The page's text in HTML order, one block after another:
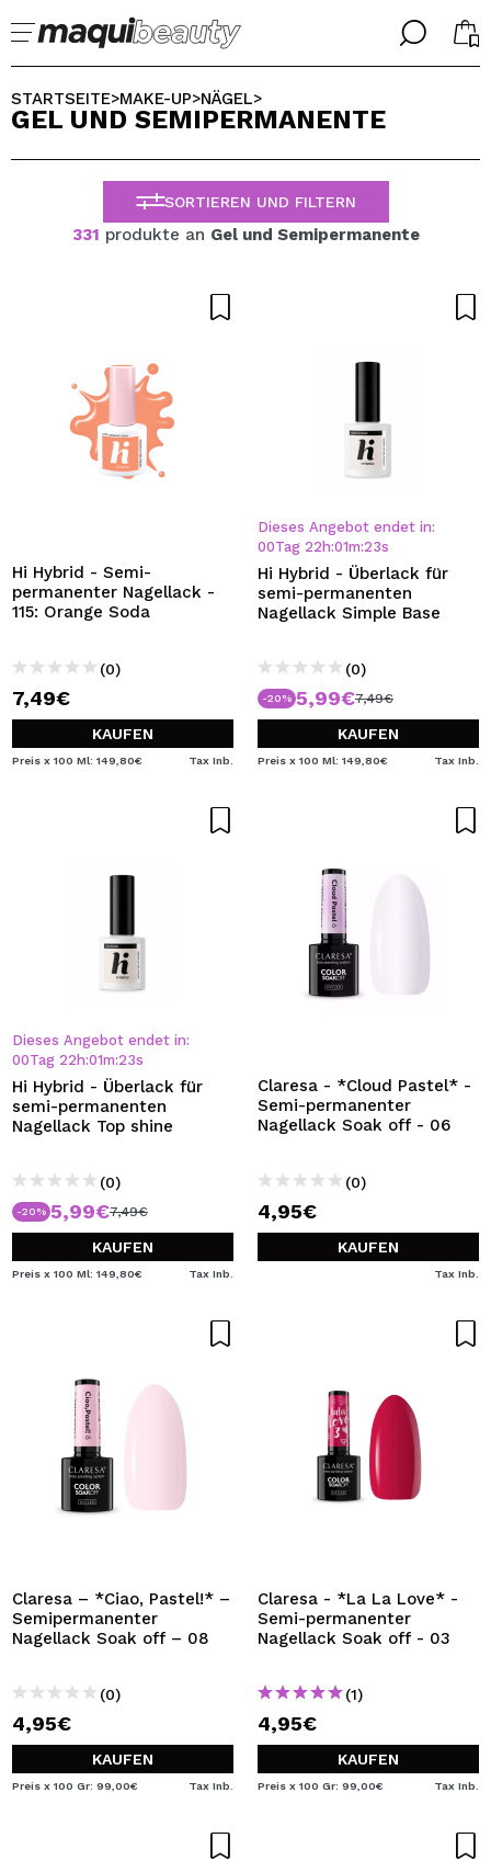
╳
Ich bin bereits #maquilover, ich habe ein Konto
Ich habe hier kein Konto
Durch die Erstellung eines Kontos bei Maquillalia.de
können Sie Ihre Einkäufe schnell tätigen, den Status Ihrer
Bestellungen überprüfen und Ihre bisherigen Vorgänge
BENUTZERKONTO ERSTELLEN
╳
WÄHLE DEINE SPRACHE
ALEMAN
ESPAÑOL
ENGLISH
FRANCES
STARTSEITE>MAKE-UP>NÄGEL>
GEL UND SEMIPERMANENTE
SORTIEREN UND FILTERN
331 produkte an Gel und Semipermanente
Hi Hybrid - Semi-
permanenter Nagellack -
115: Orange Soda
(0)
7,49€
KAUFEN
Preis x 100 Ml: 149,80€ Tax Inb.
Dieses Angebot endet in:
00Tag 22 h:01m:22s
Hi Hybrid - Überlack für
semi-permanenten
Nagellack Simple Base
(0)
-20% 5,99€7,49€
KAUFEN
Preis x 100 Ml: 149,80€ Tax Inb.
Dieses Angebot endet in:
00Tag 22 h:01m:22s
Hi Hybrid - Überlack für
semi-permanenten
Nagellack Top shine
(0)
-20% 5,99€7,49€
KAUFEN
Preis x 100 Ml: 149,80€ Tax Inb.
Claresa - *Cloud Pastel* -
Semi-permanenter
Nagellack Soak off - 06
(0)
4,95€
KAUFEN
Tax Inb.
Claresa – *Ciao, Pastel!* –
Semipermanenter
Nagellack Soak off – 08
(0)
4,95€
KAUFEN
Preis x 100 Gr: 99,00€ Tax Inb.
Claresa - *La La Love* -
Semi-permanenter
Nagellack Soak off - 03
(1)
4,95€
KAUFEN
Preis x 100 Gr: 99,00€ Tax Inb.